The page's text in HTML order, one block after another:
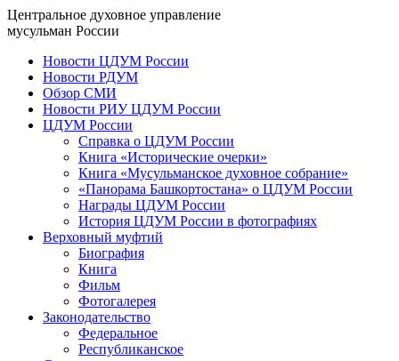
Центральное духовное управление
мусульман России
Новости ЦДУМ России
Новости РДУМ
Обзор СМИ
Новости РИУ ЦДУМ России
ЦДУМ России
Справка о ЦДУМ России
Книга «Исторические очерки»
Книга «Мусульманское духовное собрание»
«Панорама Башкортостана» о ЦДУМ России
Награды ЦДУМ России
История ЦДУМ России в фотографиях
Верховный муфтий
Биография
Книга
Фильм
Фотогалерея
Законодательство
Федеральное
Республиканское